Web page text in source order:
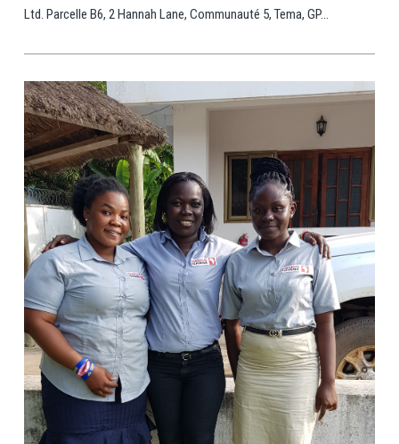
Ltd. Parcelle B6, 2 Hannah Lane, Communauté 5, Tema, GP...
View Post